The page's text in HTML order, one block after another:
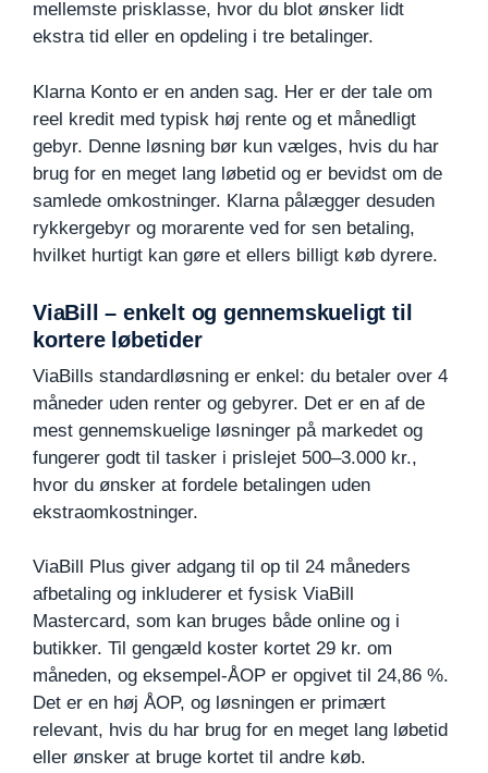
mellemste prisklasse, hvor du blot ønsker lidt
ekstra tid eller en opdeling i tre betalinger.
Klarna Konto er en anden sag. Her er der tale om
reel kredit med typisk høj rente og et månedligt
gebyr. Denne løsning bør kun vælges, hvis du har
brug for en meget lang løbetid og er bevidst om de
samlede omkostninger. Klarna pålægger desuden
rykkergebyr og morarente ved for sen betaling,
hvilket hurtigt kan gøre et ellers billigt køb dyrere.
ViaBill – enkelt og gennemskueligt til
kortere løbetider
ViaBills standardløsning er enkel: du betaler over 4
måneder uden renter og gebyrer. Det er en af de
mest gennemskuelige løsninger på markedet og
fungerer godt til tasker i prislejet 500–3.000 kr.,
hvor du ønsker at fordele betalingen uden
ekstraomkostninger.
ViaBill Plus giver adgang til op til 24 måneders
afbetaling og inkluderer et fysisk ViaBill
Mastercard, som kan bruges både online og i
butikker. Til gengæld koster kortet 29 kr. om
måneden, og eksempel-ÅOP er opgivet til 24,86 %.
Det er en høj ÅOP, og løsningen er primært
relevant, hvis du har brug for en meget lang løbetid
eller ønsker at bruge kortet til andre køb.